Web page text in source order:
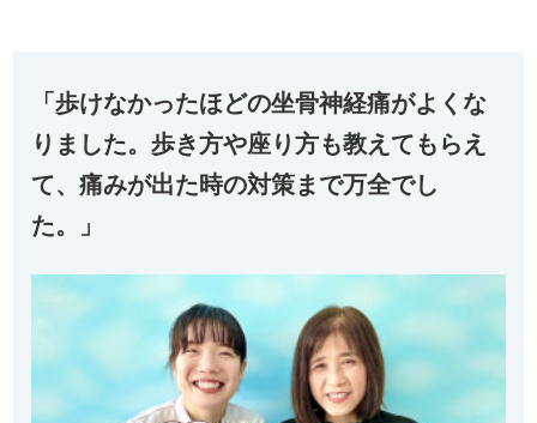
「歩けなかったほどの坐骨神経痛がよくな
りました。歩き方や座り方も教えてもらえ
て、痛みが出た時の対策まで万全でし
た。」